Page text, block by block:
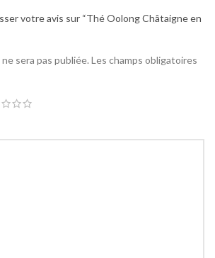
votre avis sur “Thé Oolong Châtaigne en
sera pas publiée. Les champs obligatoires